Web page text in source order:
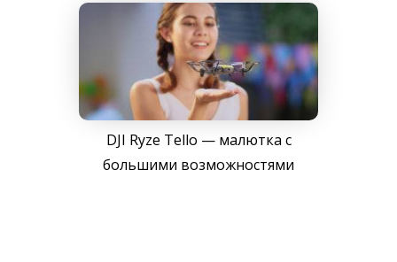
DJI Ryze Tello — малютка с
большими возможностями